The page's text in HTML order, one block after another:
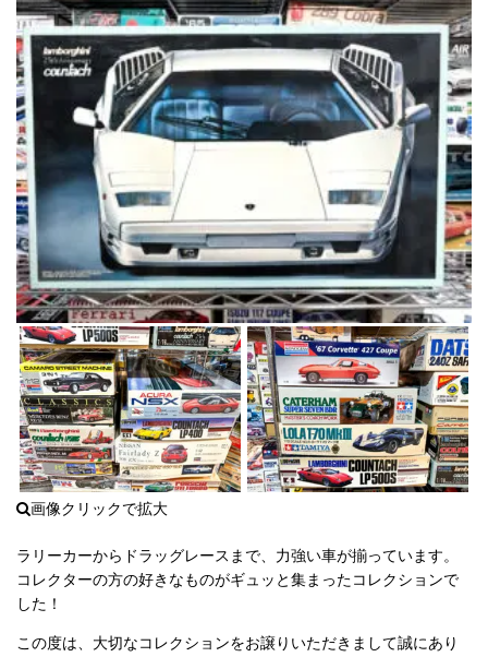
ラリーカーからドラッグレースまで、力強い車が揃っています。
コレクターの方の好きなものがギュッと集まったコレクションで
した！
この度は、大切なコレクションをお譲りいただきまして誠にあり